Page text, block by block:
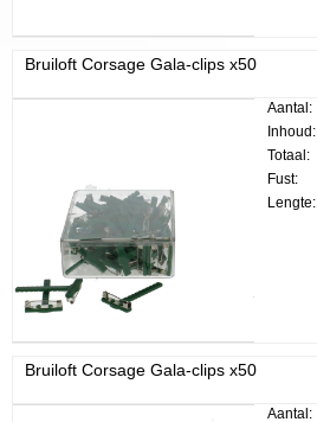
Bruiloft Corsage Gala-clips x50
Aantal:
Inhoud:
Totaal:
Fust:
Lengte:
Bruiloft Corsage Gala-clips x50
Aantal: